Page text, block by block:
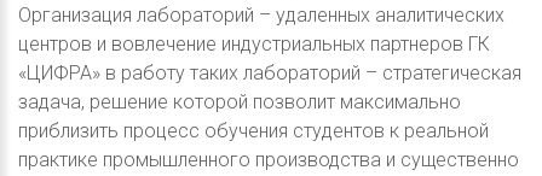
Организация лабораторий – удаленных аналитических
центров и вовлечение индустриальных партнеров ГК
«ЦИФРА» в работу таких лабораторий – стратегическая
задача, решение которой позволит максимально
приблизить процесс обучения студентов к реальной
практике промышленного производства и существенно